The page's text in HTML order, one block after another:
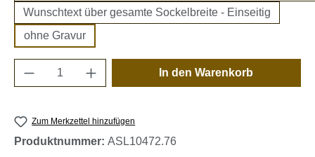
Wunschtext über gesamte Sockelbreite - Einseitig
ohne Gravur
Produkt Anzahl: Gib den gewünschten
In den Warenkorb
Zum Merkzettel hinzufügen
Produktnummer: ASL10472.76